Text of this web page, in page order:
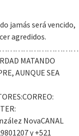
jamás será vencido,
agredidos.
MATANDO
AUNQUE SEA
NovaCANAL
y +521